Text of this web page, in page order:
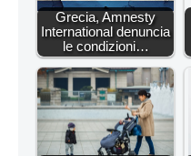
Grecia, Amnesty
International denuncia
le condizioni…